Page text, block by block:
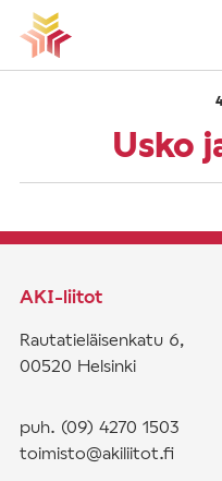
Vieritä
sisältöön
Etusivu
Usko
AKI-liitot
Rautatieläisenkatu 6,
00520 Helsinki
puh. (09) 4270 1503
toimisto@akiliitot.fi